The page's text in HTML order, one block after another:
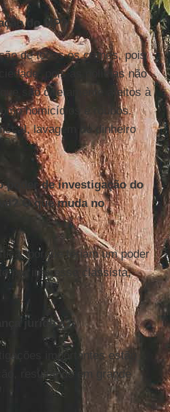
do MP?
de todos os crimes, pois
pois as polícias não
são diretamente afeitos à
homicídios e roubos.
lavagem de dinheiro
poder de investigação do
O que muda no
porque teriam um poder
por interesse classista,
jurídica?
importantes estão
resultando em grande